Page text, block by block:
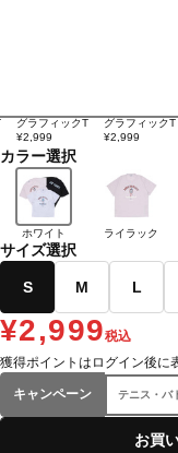
グラフィックT
¥2,999
グラフィックT
¥2,999
カラー選択
ホワイト ライラック
サイズ選択
S M L
¥2,999税込
獲得ポイントはログイン後に
キャンペーン テニス・バ
お買